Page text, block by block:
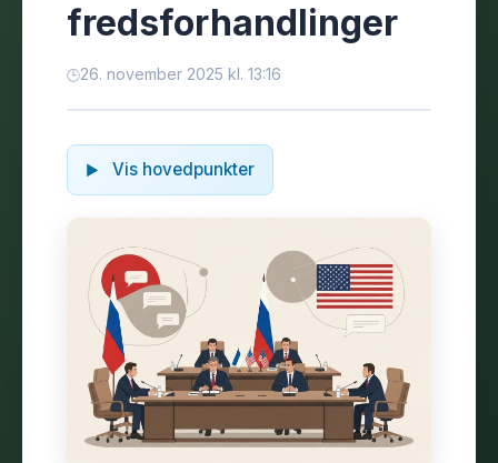
fredsforhandlinger
26. november 2025 kl. 13:16
Vis hovedpunkter